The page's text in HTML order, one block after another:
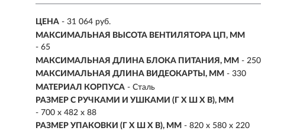
ЦЕНА - 31 064 руб.
МАКСИМАЛЬНАЯ ВЫСОТА ВЕНТИЛЯТОРА ЦП, ММ
- 65
МАКСИМАЛЬНАЯ ДЛИНА БЛОКА ПИТАНИЯ, ММ - 250
МАКСИМАЛЬНАЯ ДЛИНА ВИДЕОКАРТЫ, ММ - 330
МАТЕРИАЛ КОРПУСА - Сталь
РАЗМЕР С РУЧКАМИ И УШКАМИ (Г X Ш X В), ММ
- 700 x 482 x 88
РАЗМЕР УПАКОВКИ (Г X Ш X B), ММ - 820 x 580 x 220